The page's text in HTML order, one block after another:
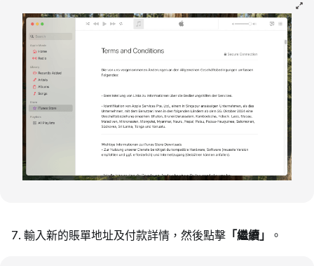
輸入新的賬單地址及付款詳情，然後點擊「繼續」 。